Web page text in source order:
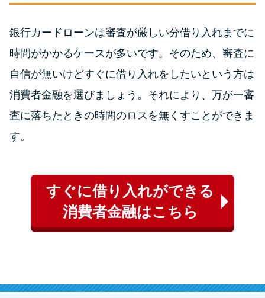
へのバレにくさや将来への影響
を解説
ソフト闇金とは？悪質な手口に
は要注意！
申し込みブラックとは?判断の目
安や審査に通らない理由
銀行カードローンは審査が厳しい分借り入れまでに
時間がかかるケースが多いです。そのため、審査に
自信が無いけどすぐに借り入れをしたいという方は
消費者金融を選びましょう。それにより、万が一審
査に落ちたときの時間のロスを無くすことができま
す。
すぐに借り入れができる
消費者金融はこちら